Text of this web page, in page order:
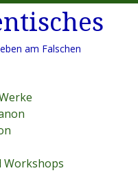
am Falschen
Workshops